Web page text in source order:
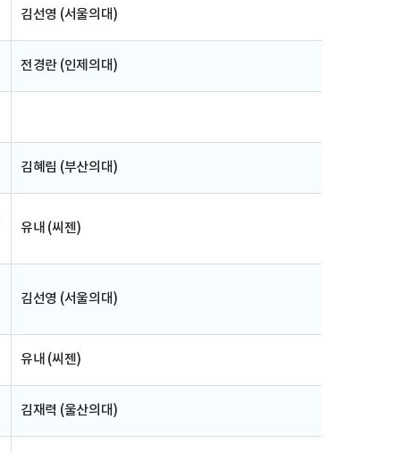
김선영 (서울의대)
전경란 (인제의대)
김혜림 (부산의대)
유내 (씨젠)
김선영 (서울의대)
유내 (씨젠)
김재력 (울산의대)